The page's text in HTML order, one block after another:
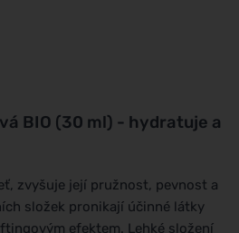
BIO (30 ml) - hydratuje a
zvyšuje její pružnost, pevnost a
složek pronikají účinné látky
efektem. Lehké složení